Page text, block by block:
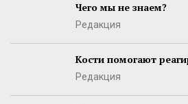
Чего мы не знаем?
Редакция
Кости помогают
Редакция